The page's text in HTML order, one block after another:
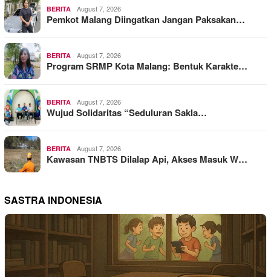
BERITA August 7, 2026
Pemkot Malang Diingatkan Jangan Paksakan…
BERITA August 7, 2026
Program SRMP Kota Malang: Bentuk Karakte…
BERITA August 7, 2026
Wujud Solidaritas “Seduluran Sakla…
BERITA August 7, 2026
Kawasan TNBTS Dilalap Api, Akses Masuk W…
SASTRA INDONESIA